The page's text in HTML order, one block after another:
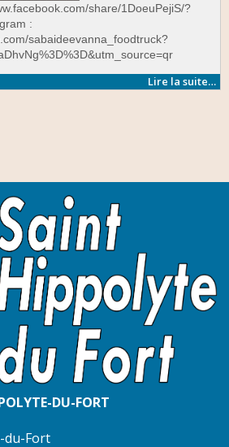
share/1DoeuPejiS/?
:
sabaideevanna_foodtruck?
Lire la suite…
DU-FORT
du-Fort